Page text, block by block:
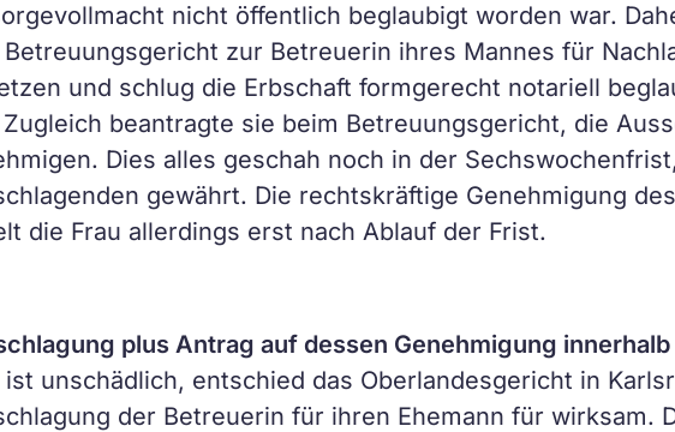
nicht öffentlich beglaubigt worden war.
zur Betreuerin ihres Mannes für
und schlug die Erbschaft formgerecht notariell
beantragte sie beim Betreuungsgericht, die
Dies alles geschah noch in der
gewährt. Die rechtskräftige Genehmigung
die Frau allerdings erst nach Ablauf der Frist.
plus Antrag auf dessen Genehmigung
ist unschädlich, entschied das Oberlandesgericht in
der Betreuerin für ihren Ehemann für wirksam.